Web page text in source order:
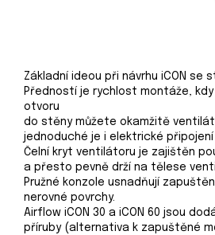
Základní ideou při návrhu iCON se
Předností je rychlost montáže,
otvoru
do stěny můžete okamžitě
jednoduché je i elektrické
Čelní kryt ventilátoru je zajištěn
a přesto pevně drží na tělese
Pružné konzole usnadňují
nerovné povrchy.
Airflow iCON 30 a iCON 60 jsou
příruby (alternativa k zapuštěné